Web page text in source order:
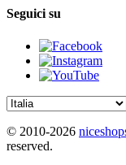
Seguici su
© 2010-2026
reserved.